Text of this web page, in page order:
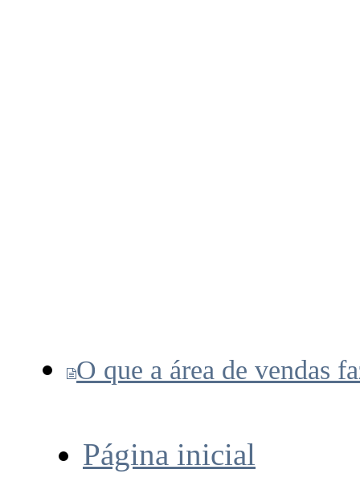
O que a área de vendas
Página inicial